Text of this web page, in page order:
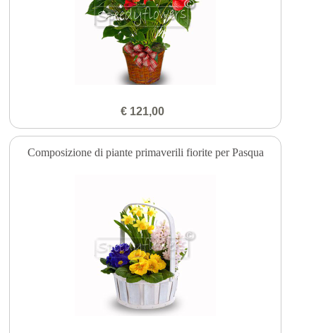
€ 121,00
Composizione di piante primaverili fiorite per Pasqua